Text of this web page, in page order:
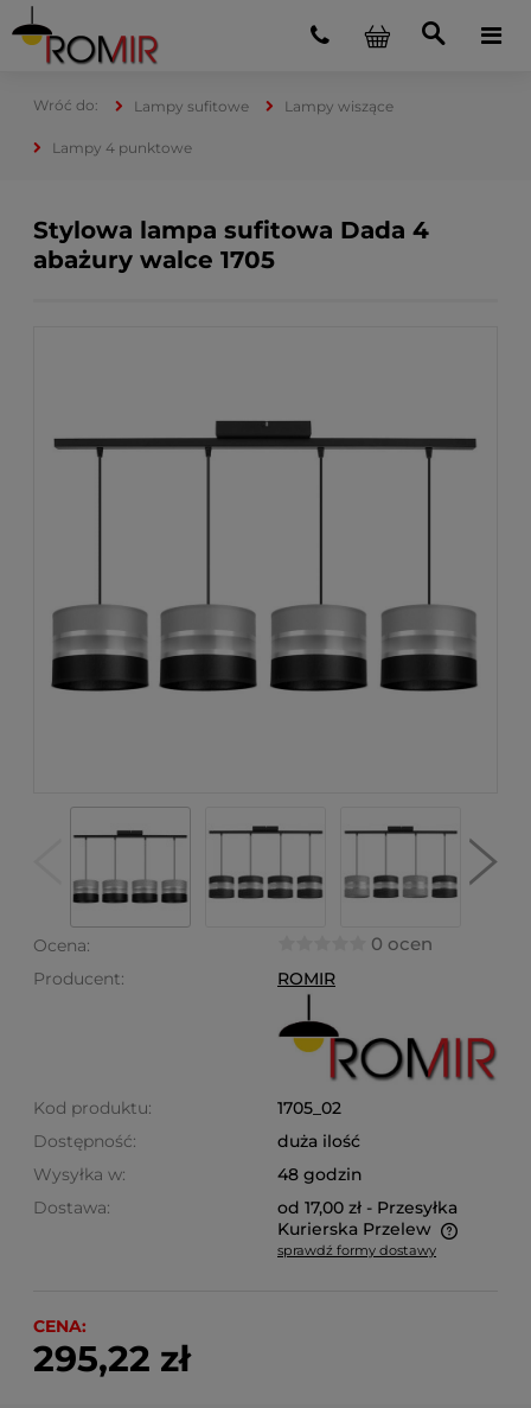
Lampy sufitowe Lampy wiszące
Lampy 4 punktowe
Stylowa lampa sufitowa Dada 4
abażury walce 1705
Ocena: 0 ocen
Producent: ROMIR
Kod produktu:
1705_02
Dostępność:
duża ilość
Wysyłka w:
48 godzin
Dostawa:
od 17,00 zł - Przesyłka
Kurierska Przelew
Cena nie zawiera ewentualnych kosztów płatności
sprawdź formy dostawy
CENA:
295,22 zł